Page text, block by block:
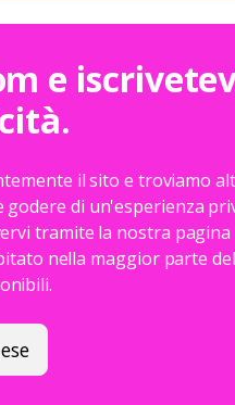
e
il sito e troviamo
di un'esperienza
tramite la nostra pagina
nella maggior parte